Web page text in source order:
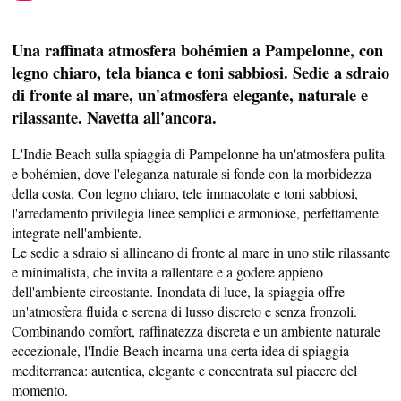
PROFUSIONE DI SAPORE
Una raffinata atmosfera bohémien a Pampelonne, con
legno chiaro, tela bianca e toni sabbiosi. Sedie a sdraio
di fronte al mare, un'atmosfera elegante, naturale e
rilassante. Navetta all'ancora.
L'Indie Beach sulla spiaggia di Pampelonne ha un'atmosfera pulita
e bohémien, dove l'eleganza naturale si fonde con la morbidezza
della costa. Con legno chiaro, tele immacolate e toni sabbiosi,
l'arredamento privilegia linee semplici e armoniose, perfettamente
integrate nell'ambiente.
Le sedie a sdraio si allineano di fronte al mare in uno stile rilassante
e minimalista, che invita a rallentare e a godere appieno
dell'ambiente circostante. Inondata di luce, la spiaggia offre
un'atmosfera fluida e serena di lusso discreto e senza fronzoli.
Combinando comfort, raffinatezza discreta e un ambiente naturale
eccezionale, l'Indie Beach incarna una certa idea di spiaggia
mediterranea: autentica, elegante e concentrata sul piacere del
momento.